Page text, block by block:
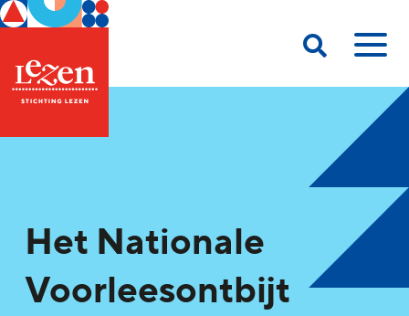
Het Nationale
Voorleesontbijt